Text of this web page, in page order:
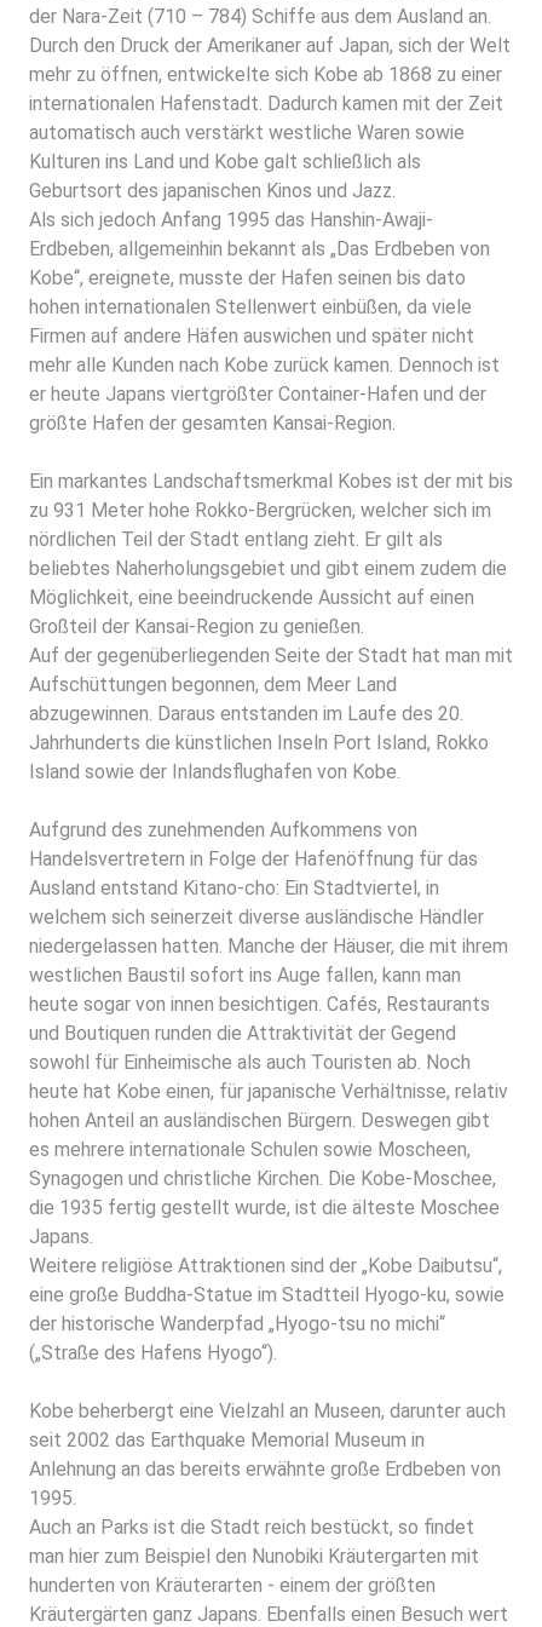
der Nara-Zeit (710 – 784) Schiffe aus dem Ausland an.
Durch den Druck der Amerikaner auf Japan, sich der Welt
mehr zu öffnen, entwickelte sich Kobe ab 1868 zu einer
internationalen Hafenstadt. Dadurch kamen mit der Zeit
automatisch auch verstärkt westliche Waren sowie
Kulturen ins Land und Kobe galt schließlich als
Geburtsort des japanischen Kinos und Jazz.
Als sich jedoch Anfang 1995 das Hanshin-Awaji-
Erdbeben, allgemeinhin bekannt als „Das Erdbeben von
Kobe“, ereignete, musste der Hafen seinen bis dato
hohen internationalen Stellenwert einbüßen, da viele
Firmen auf andere Häfen auswichen und später nicht
mehr alle Kunden nach Kobe zurück kamen. Dennoch ist
er heute Japans viertgrößter Container-Hafen und der
größte Hafen der gesamten Kansai-Region.
Ein markantes Landschaftsmerkmal Kobes ist der mit bis
zu 931 Meter hohe Rokko-Bergrücken, welcher sich im
nördlichen Teil der Stadt entlang zieht. Er gilt als
beliebtes Naherholungsgebiet und gibt einem zudem die
Möglichkeit, eine beeindruckende Aussicht auf einen
Großteil der Kansai-Region zu genießen.
Auf der gegenüberliegenden Seite der Stadt hat man mit
Aufschüttungen begonnen, dem Meer Land
abzugewinnen. Daraus entstanden im Laufe des 20.
Jahrhunderts die künstlichen Inseln Port Island, Rokko
Island sowie der Inlandsflughafen von Kobe.
Aufgrund des zunehmenden Aufkommens von
Handelsvertretern in Folge der Hafenöffnung für das
Ausland entstand Kitano-cho: Ein Stadtviertel, in
welchem sich seinerzeit diverse ausländische Händler
niedergelassen hatten. Manche der Häuser, die mit ihrem
westlichen Baustil sofort ins Auge fallen, kann man
heute sogar von innen besichtigen. Cafés, Restaurants
und Boutiquen runden die Attraktivität der Gegend
sowohl für Einheimische als auch Touristen ab. Noch
heute hat Kobe einen, für japanische Verhältnisse, relativ
hohen Anteil an ausländischen Bürgern. Deswegen gibt
es mehrere internationale Schulen sowie Moscheen,
Synagogen und christliche Kirchen. Die Kobe-Moschee,
die 1935 fertig gestellt wurde, ist die älteste Moschee
Japans.
Weitere religiöse Attraktionen sind der „Kobe Daibutsu“,
eine große Buddha-Statue im Stadtteil Hyogo-ku, sowie
der historische Wanderpfad „Hyogo-tsu no michi“
(„Straße des Hafens Hyogo“).
Kobe beherbergt eine Vielzahl an Museen, darunter auch
seit 2002 das Earthquake Memorial Museum in
Anlehnung an das bereits erwähnte große Erdbeben von
1995.
Auch an Parks ist die Stadt reich bestückt, so findet
man hier zum Beispiel den Nunobiki Kräutergarten mit
hunderten von Kräuterarten - einem der größten
Kräutergärten ganz Japans. Ebenfalls einen Besuch wert